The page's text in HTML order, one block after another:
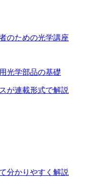
のための光学講座
光学部品の基礎
が連載形式で解説
分かりやすく解説